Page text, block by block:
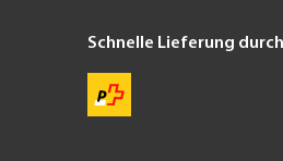
Hallo, wir sind es...
Wir würden uns freuen, Ihre Knabberei zu
sein, wenn wir Sie während Ihres Besuchs